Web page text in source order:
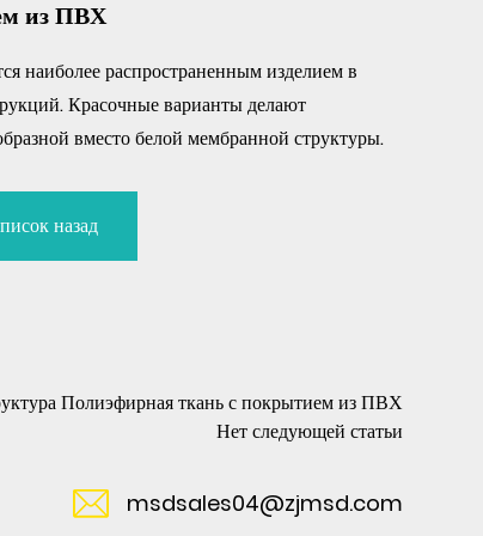
из ПВХ
наиболее распространенным изделием в
Красочные варианты делают
вместо белой мембранной структуры.
назад
Полиэфирная ткань с покрытием из ПВХ
Нет следующей статьи
msdsales04@zjmsd.com